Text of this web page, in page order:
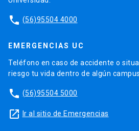
phone (56)95504 4000
EMERGENCIAS UC
Teléfono en caso de accidente o
riesgo tu vida dentro de algún campus.
phone (56)95504 5000
launch Ir al sitio de Emergencias